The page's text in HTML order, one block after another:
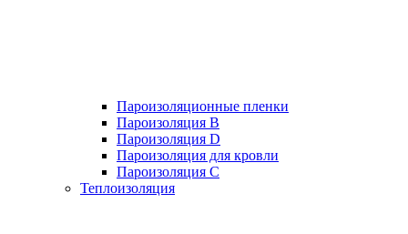
Пароизоляционные пленки
Пароизоляция B
Пароизоляция D
Пароизоляция для кровли
Пароизоляция С
Теплоизоляция